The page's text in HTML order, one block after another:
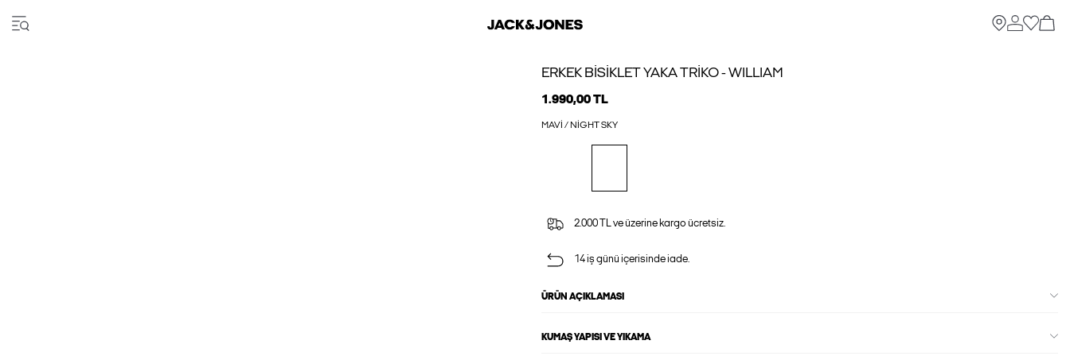
ERKEK BISIKLET YAKA TRIKO - WILLIAM
1.990,00 TL
MAVI / NIGHT SKY
2.000 TL ve üzerine kargo ücretsiz.
14 iş günü içerisinde iade.
ÜRÜN AÇIKLAMASI
KUMAŞ YAPISI VE YIKAMA